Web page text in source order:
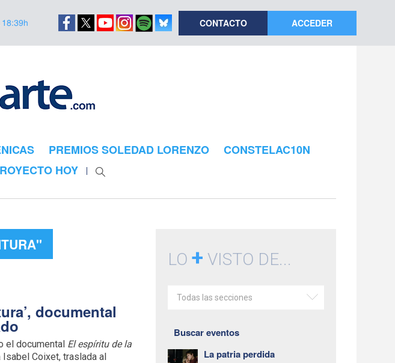
18:39h CONTACTO ACCEDER
PREMIOS SOLEDAD LORENZO
CONSTELAC10N
HOY
documental
el documental El espíritu de la
Coixet, traslada al
LO+ VISTO DE...
Todas las secciones
Buscar eventos
La patria perdida